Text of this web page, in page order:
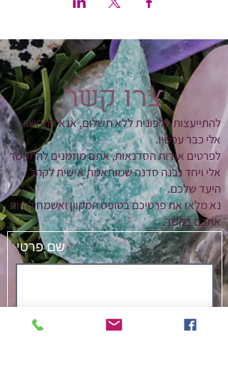
צרו קשר
להתייעצות טלפונית ללא תשלום, אנא התקשרו
אלי כבר עכשיו.
לפרטים אודות הסדנאות, אתם מוזמנים להתקשר
אלי ויחד נבנה סדנה שמותאמת אישית לקהל
היעד שלכם.
נא מלאו את פרטיכם בטופס המקוון ואשמח להיות
אתכם בקשר.
שם פרטי
שם משפחה